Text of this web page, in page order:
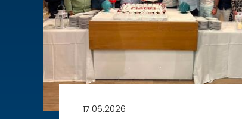
17.06.2026